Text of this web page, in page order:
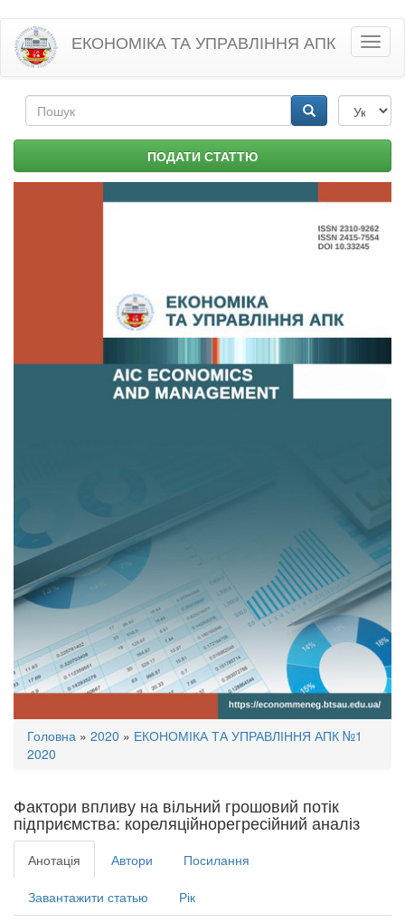
Перейти
основного
матеріалу
ЕКОНОМІКА ТА УПРАВЛІННЯ АПК
Пошукова
форма ПОДАТИ СТАТТЮ
Ви
тут
Головна » 2020 » ЕКОНОМІКА ТА УПРАВЛІННЯ АПК №1
2020
Фактори впливу на вільний грошовий потік
підприємства: кореляційнорегресійний аналіз
Анотація Автори Посилання
Завантажити статью Рік